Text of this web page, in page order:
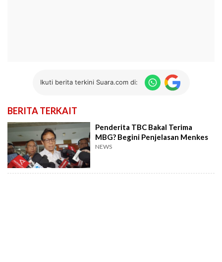
Ikuti berita terkini Suara.com di:
BERITA TERKAIT
Penderita TBC Bakal Terima
MBG? Begini Penjelasan Menkes
NEWS